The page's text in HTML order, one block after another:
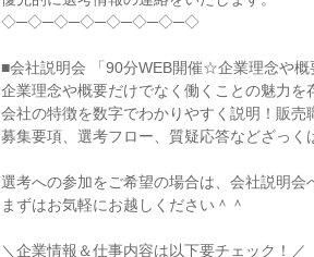
◇─◇─◇─◇─◇─◇─◇─◇
■会社説明会 「90分WEB開催☆企業理念や
企業理念や概要だけでなく働くことの魅力を
会社の特徴を数字でわかりやすく説明！販売
募集要項、選考フロー、質疑応答などざっく
選考への参加をご希望の場合は、会社説明会
まずはお気軽にお越しください＾＾
＼企業情報＆仕事内容は以下要チェック！／